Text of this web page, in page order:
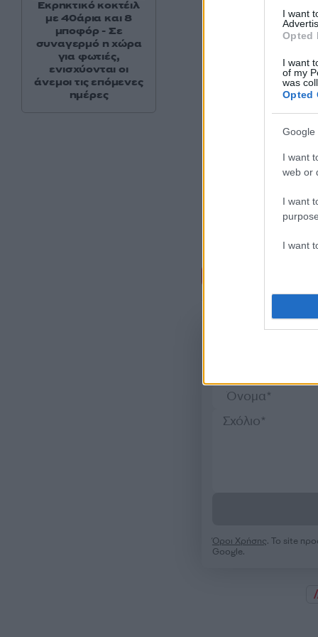
I want
Opted
I want
of my
was
Opted
Google
I want
web or
I want
I want
Όροι Χρήσης. Το site
Google.
Εκρηκτικό κοκτέιλ
με 40άρια και 8
μποφόρ - Σε
συναγερμό η χώρα
για φωτιές,
ενισχύονται οι
άνεμοι τις επόμενες
ημέρες